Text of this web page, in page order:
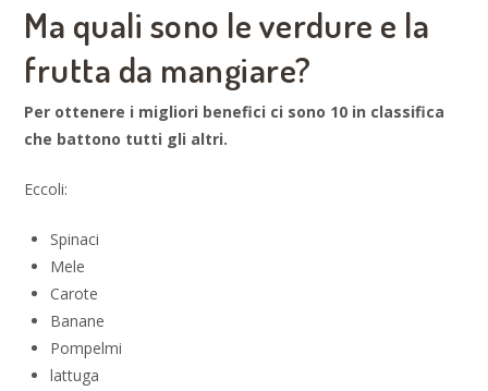
Ma quali sono le verdure e la
frutta da mangiare?
Per ottenere i migliori benefici ci sono 10 in classifica
che battono tutti gli altri.
Eccoli:
Spinaci
Mele
Carote
Banane
Pompelmi
lattuga